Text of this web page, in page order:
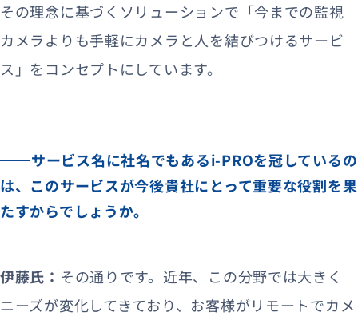
その理念に基づくソリューションで「今までの監視
カメラよりも手軽にカメラと人を結びつけるサービ
ス」をコンセプトにしています。
サービス名に社名でもあるi-PROを冠しているの
は、このサービスが今後貴社にとって重要な役割を果
たすからでしょうか。
伊藤氏： その通りです。近年、この分野では大きく
ニーズが変化してきており、お客様がリモートでカメ